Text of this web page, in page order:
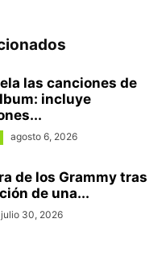
las canciones de
incluye
agosto 6, 2026
de los Grammy tras
de una...
julio 30, 2026